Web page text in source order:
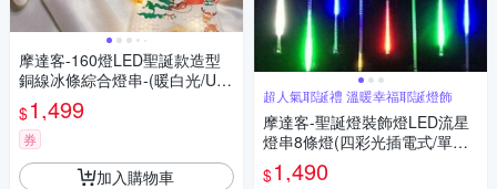
摩達客-160燈LED聖誕款造型
銅線冰條綜合燈串-(暖白光/US
B充電接頭)
$1,499
券
加入購物車
超人氣耶誕禮 溫暖幸福耶誕燈飾
摩達客-聖誕燈裝飾燈LED流星
燈串8條燈(四彩光插電式/單燈
長50cm) 本島免運費
$1,490